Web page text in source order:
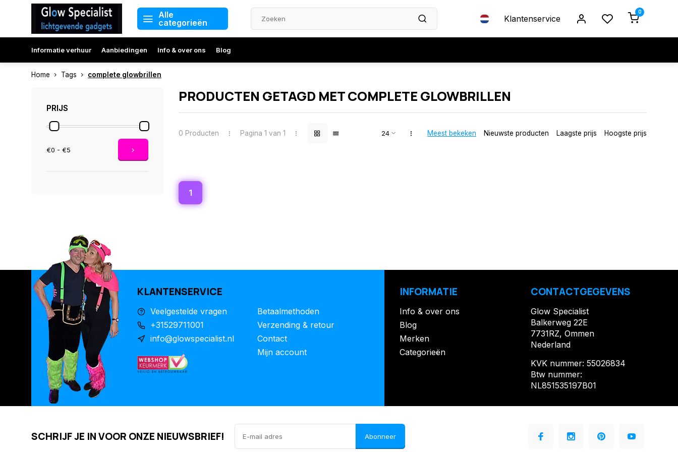
Alle
categorieën
Klantenservice
0
Informatie verhuur Aanbiedingen Info & over ons Blog
Home Tags complete glowbrillen
PRIJS
€0 - €5
PRODUCTEN GETAGD MET COMPLETE GLOWBRILLEN
0 Producten Pagina 1 van 1 Meest bekeken Nieuwste producten Laagste prijs Hoogste prijs
1
KLANTENSERVICE
Veelgestelde vragen
+31529711001
info@glowspecialist.nl
Betaalmethoden
Verzending & retour
Contact
Mijn account
INFORMATIE
Info & over ons
Blog
Merken
Categorieën
CONTACTGEGEVENS
Glow Specialist
Balkerweg 22E
7731RZ, Ommen
Nederland
KVK nummer: 55026834
Btw nummer:
NL851535197B01
SCHRIJF JE IN VOOR ONZE NIEUWSBRIEF! Abonneer